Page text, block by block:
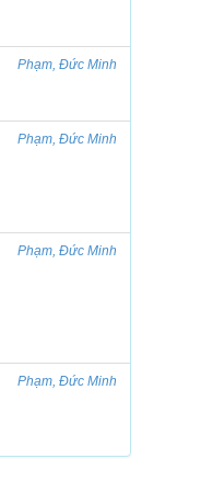
Phạm, Đức Minh
Phạm, Đức Minh
Phạm, Đức Minh
Phạm, Đức Minh